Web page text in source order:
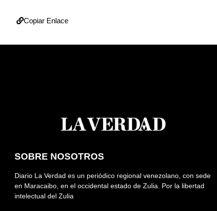
Copiar Enlace
SOBRE NOSOTROS
Diario La Verdad es un periódico regional venezolano, con sede
en Maracaibo, en el occidental estado de Zulia. Por la libertad
intelectual del Zulia